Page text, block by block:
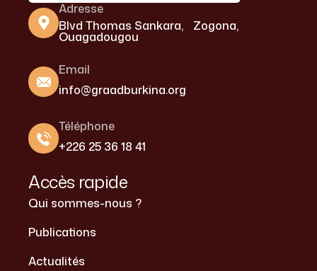
Adresse
Blvd Thomas Sankara, Zogona,
Ouagadougou
Email
info@graadburkina.org
Téléphone
+226 25 36 18 41
Accès rapide
Qui sommes-nous ?
Publications
Actualités